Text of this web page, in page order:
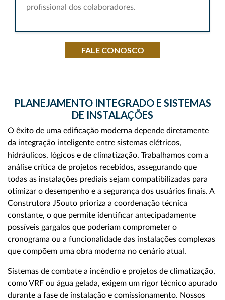
profissional dos colaboradores.
FALE CONOSCO
PLANEJAMENTO INTEGRADO E SISTEMAS
DE INSTALAÇÕES
O êxito de uma edificação moderna depende diretamente
da integração inteligente entre sistemas elétricos,
hidráulicos, lógicos e de climatização. Trabalhamos com a
análise crítica de projetos recebidos, assegurando que
todas as instalações prediais sejam compatibilizadas para
otimizar o desempenho e a segurança dos usuários finais. A
Construtora JSouto prioriza a coordenação técnica
constante, o que permite identificar antecipadamente
possíveis gargalos que poderiam comprometer o
cronograma ou a funcionalidade das instalações complexas
que compõem uma obra moderna no cenário atual.
Sistemas de combate a incêndio e projetos de climatização,
como VRF ou água gelada, exigem um rigor técnico apurado
durante a fase de instalação e comissionamento. Nossos